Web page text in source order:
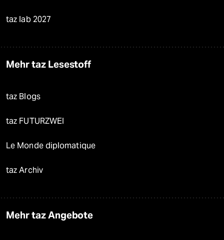
taz lab 2027
Mehr taz Lesestoff
taz Blogs
taz FUTURZWEI
Le Monde diplomatique
taz Archiv
Mehr taz Angebote